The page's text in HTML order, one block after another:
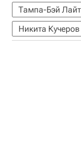
Тампа-Бэй
Никита Кучеров